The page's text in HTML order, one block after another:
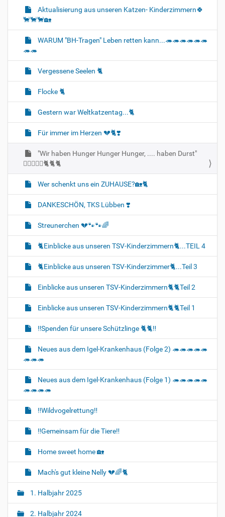
Aktualisierung aus unseren Katzen- Kinderzimmern🍀
🐈‍🐈‍🐈‍🏡
WARUM "BH-Tragen" Leben retten kann...🦔🦔🦔🦔🦔🦔
🦔🦔
Vergessene Seelen 🐈‍
Flocke 🐈‍
Gestern war Weltkatzentag...🐈‍
Für immer im Herzen 💔🐈‍❣️
"Wir haben Hunger Hunger Hunger, .... haben Durst"
🐈‍🐈‍🐈‍🍼🍛🐈‍🐈‍🐈‍
Wer schenkt uns ein ZUHAUSE?🏡🐈‍
DANKESCHÖN, TKS Lübben ❣️
Streunerchen 💔🐾🐾🌈
🐈‍Einblicke aus unseren TSV-Kinderzimmern🐈‍...TEIL 4
🐈‍Einblicke aus unseren TSV-Kinderzimmer🐈‍...Teil 3
Einblicke aus unseren TSV-Kinderzimmern🐈🐈‍Teil 2
Einblicke aus unseren TSV-Kinderzimmern🐈‍🐈‍Teil 1
‼️Spenden für unsere Schützlinge 🐈‍🐈‼️
Neues aus dem Igel-Krankenhaus (Folge 2) 🦔🦔🦔🦔🦔
🦔🦔🦔
Neues aus dem Igel-Krankenhaus (Folge 1) 🦔🦔🦔🦔🦔
🦔🦔🦔🦔
‼️Wildvogelrettung‼️
‼️Gemeinsam für die Tiere‼️
Home sweet home 🏡
Mach's gut kleine Nelly 💔🌈🐈‍
1. Halbjahr 2025
2. Halbjahr 2024